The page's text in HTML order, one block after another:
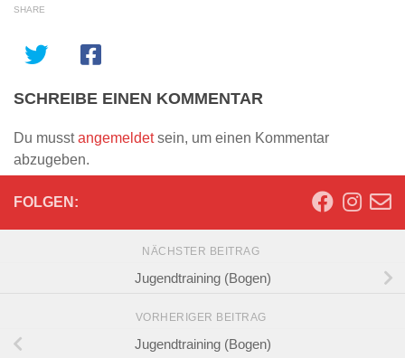
SHARE
SCHREIBE EINEN KOMMENTAR
Du musstangemeldetsein, um einen Kommentar
abzugeben.
FOLGEN:
NÄCHSTER BEITRAG
Jugendtraining (Bogen)
VORHERIGER BEITRAG
Jugendtraining (Bogen)